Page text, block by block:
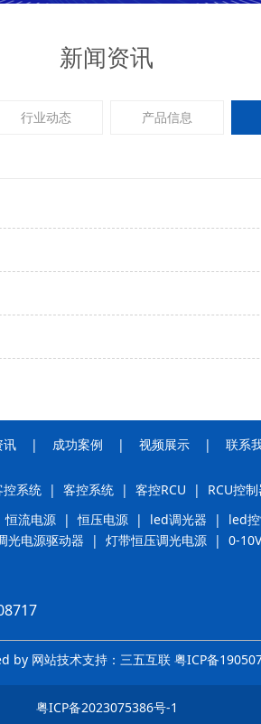
新闻资讯
行业动态 产品信息
讯 | 成功案例 | 视频展示 | 联系
控系统 | 客控系统 | 客控RCU | RCU控制
恒流电源 |恒压电源 | led调光器 | led
光电源驱动器 | 灯带恒压调光电源 | 0-
by 网站技术支持：三五互联 粤ICP备
粤ICP备2023075386号-1